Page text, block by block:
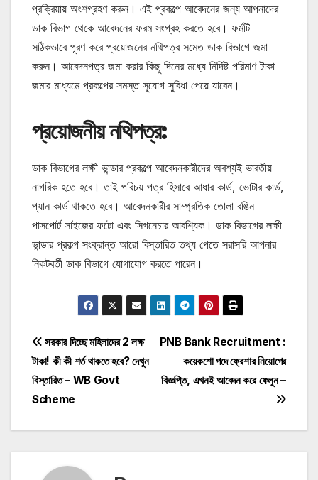
প্রক্রিয়ায় অংশগ্রহণ করুন। এই প্রকল্পে আবেদনের জন্য আপনাদের
ডাক বিভাগ থেকে আবেদনের ফরম সংগ্রহ করতে হবে। ফর্মটি
সঠিকভাবে পূরণ করে প্রয়োজনের নথিপত্র সমেত ডাক বিভাগে জমা
করুন। আবেদনপত্র জমা করার কিছু দিনের মধ্যে নির্দিষ্ট পরিমাণ টাকা
জমার মাধ্যমে প্রকল্পের সমস্ত সুযোগ সুবিধা পেয়ে যাবেন।
প্রয়োজনীয় নথিপত্র:
ডাক বিভাগের লক্ষী ভান্ডার প্রকল্পে আবেদনকারীদের অবশ্যই ভারতীয়
নাগরিক হতে হবে। তাই পরিচয় পত্র হিসাবে আধার কার্ড, ভোটার কার্ড,
প্যান কার্ড থাকতে হবে। আবেদনকারীর সাম্প্রতিক তোলা রঙিন
পাসপোর্ট সাইজের ফটো এবং সিগনেচার আবশ্যিক। ডাক বিভাগের লক্ষী
ভান্ডার প্রকল্প সংক্রান্ত আরো বিস্তারিত তথ্য পেতে সরাসরি আপনার
নিকটবর্তী ডাক বিভাগে যোগাযোগ করতে পারেন।
Post
navigation
PNB Bank Recruitment :
কয়েকশো পদে ফ্রেশার নিয়োগের
বিজ্ঞপ্তি, এখনই আবেদন করে ফেলুন –
সরকার দিচ্ছে মহিলাদের 2 লক্ষ
টাকা! কী কী শর্ত থাকতে হবে? দেখুন
বিস্তারিত – WB Govt
Scheme